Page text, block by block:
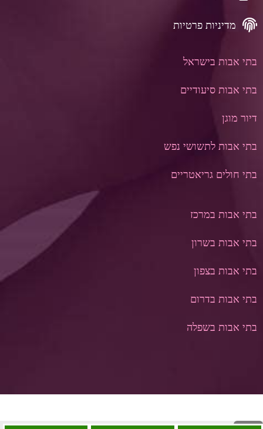
מדיניות פרטיות
בתי אבות בישראל
בתי אבות סיעודיים
דיור מוגן
בתי אבות לתשושי נפש
בתי חולים גריאטריים
בתי אבות במרכז
בתי אבות בשרון
בתי אבות בצפון
בתי אבות בדרום
בתי אבות בשפלה